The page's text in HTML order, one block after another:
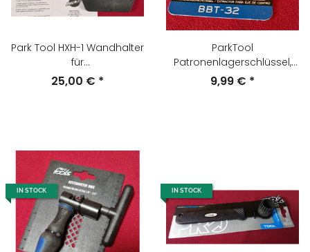
Park Tool HXH-1 Wandhalter
für
Innensechskantschlüssel,
25,00 € *
ParkTool
Patronenlagerschlüssel,
Nuss für Innenlager für
9,99 € *
IN STOCK IN STOCK